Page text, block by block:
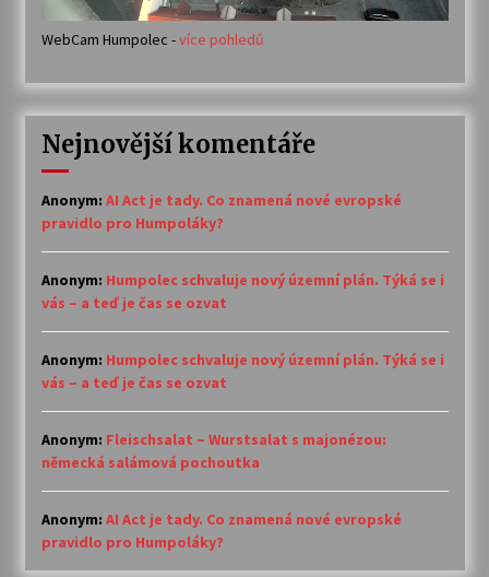
WebCam Humpolec -více pohledů
Nejnovější komentáře
Anonym: AI Act je tady. Co znamená nové evropské
pravidlo pro Humpoláky?
Anonym: Humpolec schvaluje nový územní plán. Týká se i
vás – a teď je čas se ozvat
Anonym: Humpolec schvaluje nový územní plán. Týká se i
vás – a teď je čas se ozvat
Anonym: Fleischsalat – Wurstsalat s majonézou:
německá salámová pochoutka
Anonym: AI Act je tady. Co znamená nové evropské
pravidlo pro Humpoláky?